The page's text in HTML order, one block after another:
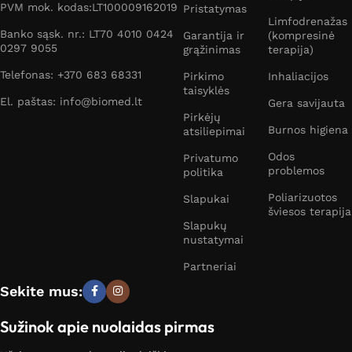
PVM mok. kodas:LT100009162019
Banko sąsk. nr.: LT70 4010 0424
0297 9055
Telefonas: +370 683 68331
El. paštas: info@biomed.lt
Pristatymas
Garantija ir
grąžinimas
Pirkimo
taisyklės
Pirkėjų
atsiliepimai
Privatumo
politika
Slapukai
Slapukų
nustatymai
Partneriai
Limfodrenažas
(kompresinė
terapija)
Inhaliacijos
Gera savijauta
Burnos higiena
Odos
problemos
Poliarizuotos
šviesos terapija
Sekite mus:
Sužinok apie nuolaidas pirmas